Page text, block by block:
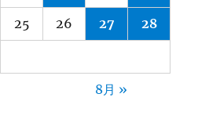
25 26 27 28
8月 »